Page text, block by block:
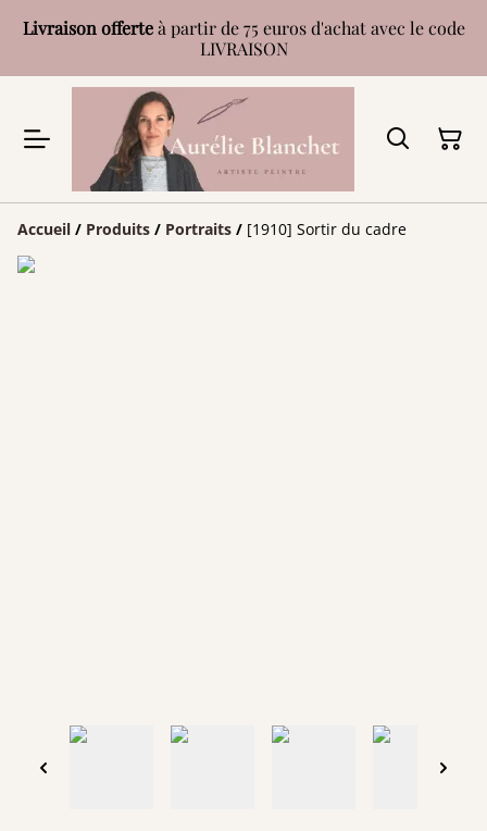
Livraison offerteà partir de 75 euros d'achat avec le code
LIVRAISON
Accueil / Produits / Portraits / [1910] Sortir du cadre